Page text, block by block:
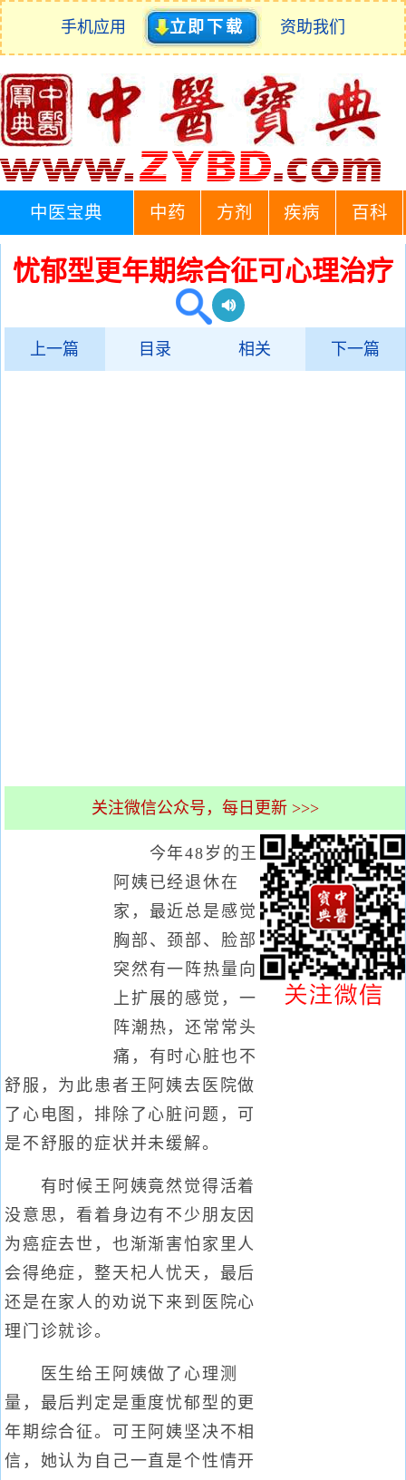
手机应用 立即下载 资助我们
中医宝典 中药 方剂 疾病 百科
忧郁型更年期综合征可心理治疗
上一篇 目录 相关 下一篇
关注微信公众号，每日更新 >>>
今年48岁的王
阿姨已经退休在
家，最近总是感觉
胸部、颈部、脸部
突然有一阵热量向
上扩展的感觉，一
阵潮热，还常常头
痛，有时心脏也不
舒服，为此患者王阿姨去医院做
了心电图，排除了心脏问题，可
是不舒服的症状并未缓解。
有时候王阿姨竟然觉得活着
没意思，看着身边有不少朋友因
为癌症去世，也渐渐害怕家里人
会得绝症，整天杞人忧天，最后
还是在家人的劝说下来到医院心
理门诊就诊。
医生给王阿姨做了心理测
量，最后判定是重度忧郁型的更
年期综合征。可王阿姨坚决不相
信，她认为自己一直是个性情开